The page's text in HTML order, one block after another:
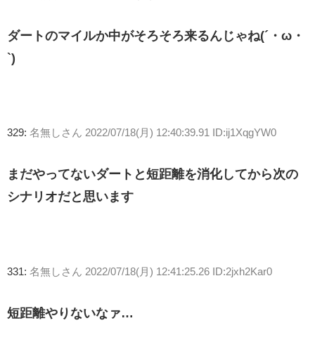
ダートのマイルか中がそろそろ来るんじゃね(´・ω・
`)
329: 名無しさん 2022/07/18(月) 12:40:39.91 ID:ij1XqgYW0
まだやってないダートと短距離を消化してから次の
シナリオだと思います
331: 名無しさん 2022/07/18(月) 12:41:25.26 ID:2jxh2Kar0
短距離やりないなァ…